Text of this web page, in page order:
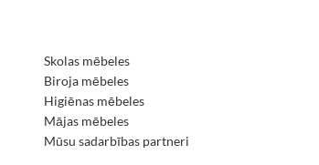
Skolas mēbeles
Biroja mēbeles
Higiēnas mēbeles
Mājas mēbeles
Mūsu sadarbības partneri